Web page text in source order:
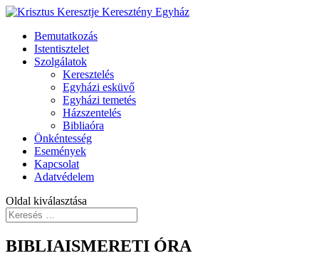
Bemutatkozás
Istentisztelet
Szolgálatok
Keresztelés
Egyházi esküvő
Egyházi temetés
Házszentelés
Bibliaóra
Önkéntesség
Események
Kapcsolat
Adatvédelem
Oldal kiválasztása
BIBLIAISMERETI ÓRA